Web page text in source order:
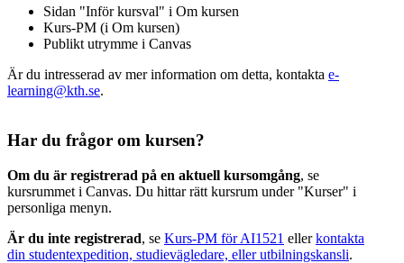
Sidan "Inför kursval" i Om kursen
Kurs-PM (i Om kursen)
Publikt utrymme i Canvas
Är du intresserad av mer information om detta, kontakta e-
learning@kth.se.
Har du frågor om kursen?
Om du är registrerad på en aktuell kursomgång, se
kursrummet i Canvas. Du hittar rätt kursrum under "Kurser" i
personliga menyn.
Är du inte registrerad, se Kurs-PM för AI1521 ellerkontakta
din studentexpedition, studievägledare, eller utbilningskansli.